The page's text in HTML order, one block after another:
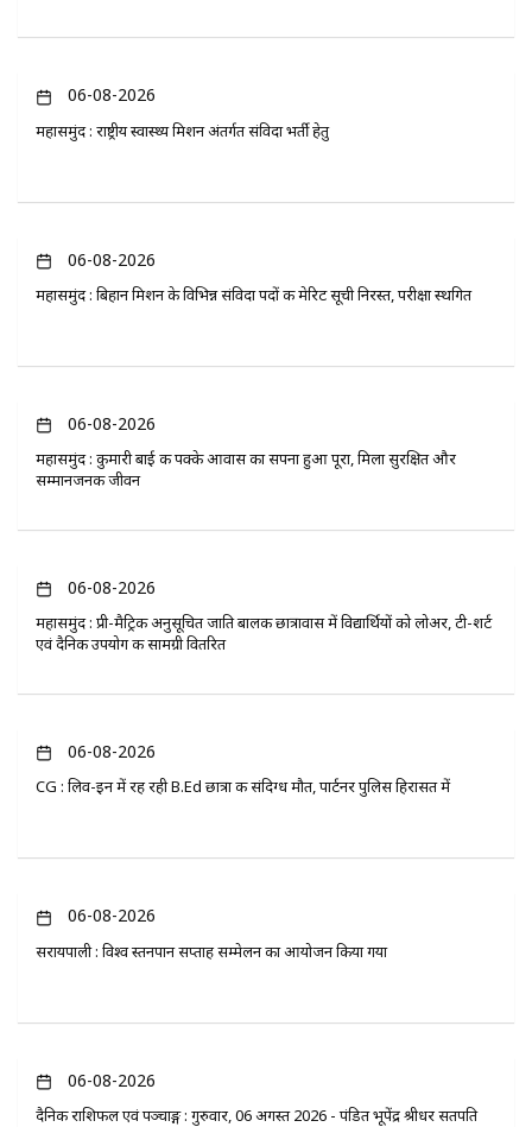
06-08-2026
महासमुंद : राष्ट्रीय स्वास्थ्य मिशन अंतर्गत संविदा भर्ती हेतु
06-08-2026
महासमुंद : बिहान मिशन के विभिन्न संविदा पदों की मेरिट सूची निरस्त, परीक्षा स्थगित
06-08-2026
महासमुंद : कुमारी बाई की पक्के आवास का सपना हुआ पूरा, मिला सुरक्षित और
सम्मानजनक जीवन
06-08-2026
महासमुंद : प्री-मैट्रिक अनुसूचित जाति बालक छात्रावास में विद्यार्थियों को लोअर, टी-शर्ट
एवं दैनिक उपयोग की सामग्री वितरित
06-08-2026
CG : लिव-इन में रह रही B.Ed छात्रा की संदिग्ध मौत, पार्टनर पुलिस हिरासत में
06-08-2026
सरायपाली : विश्व स्तनपान सप्ताह सम्मेलन का आयोजन किया गया
06-08-2026
दैनिक राशिफल एवं पञ्चाङ्ग : गुरुवार, 06 अगस्त 2026 - पंडित भूपेंद्र श्रीधर सतपति